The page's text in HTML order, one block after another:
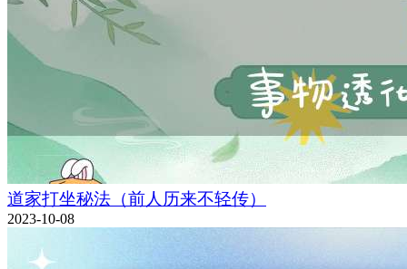
道家打坐秘法（前人历来不轻传）
2023-10-08